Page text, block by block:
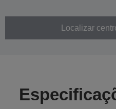
Localizar